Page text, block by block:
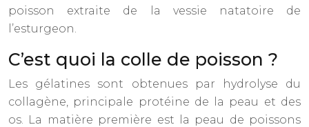
poisson extraite de la vessie natatoire de
l’esturgeon.
C’est quoi la colle de poisson ?
Les gélatines sont obtenues par hydrolyse du
collagène, principale protéine de la peau et des
os. La matière première est la peau de poissons